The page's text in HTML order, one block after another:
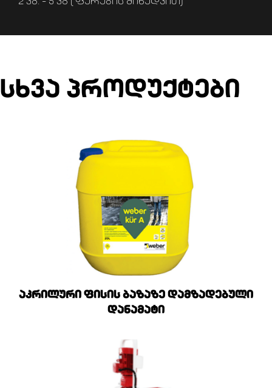
სხვა პროდუქტები
აკრილური ფისის ბაზაზე დამზადებული
დანამატი